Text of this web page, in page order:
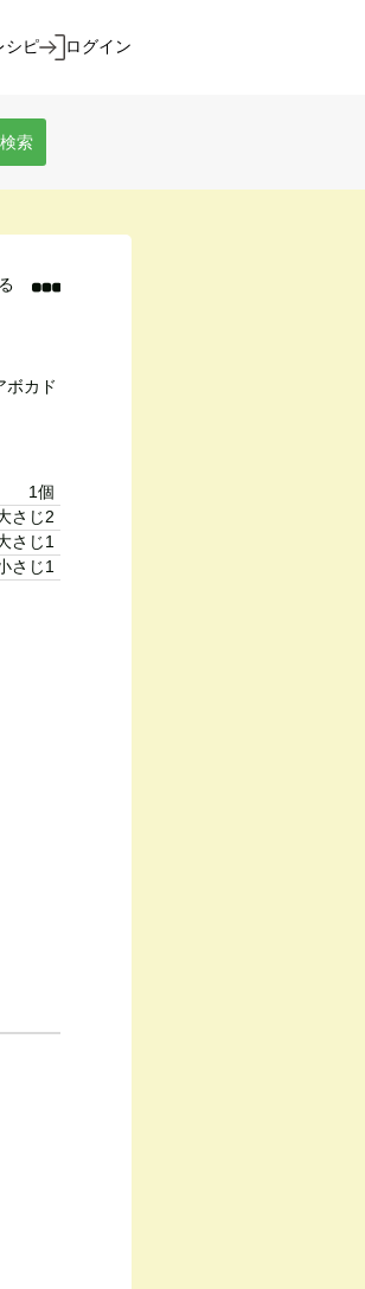
シピ ログイン
索
ボカド
1個
さじ2
さじ1
さじ1